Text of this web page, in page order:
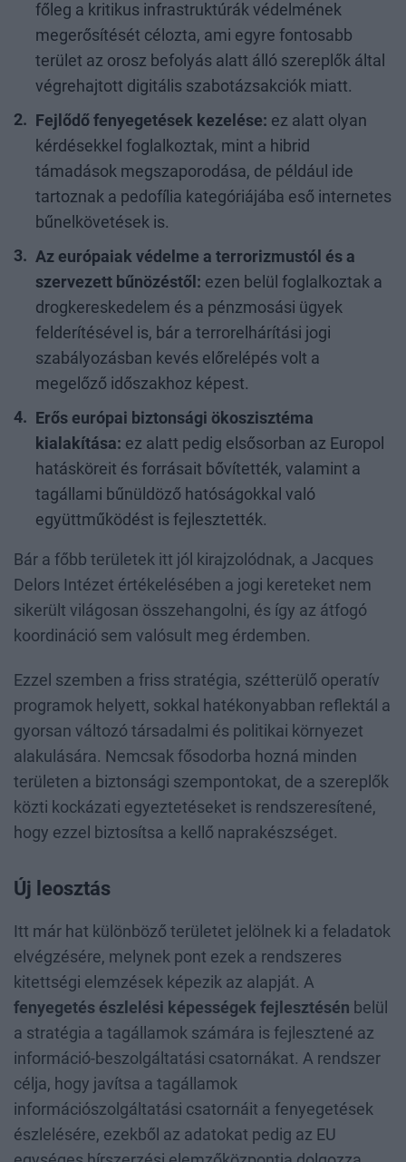
főleg a kritikus infrastruktúrák védelmének
megerősítését célozta, ami egyre fontosabb
terület az orosz befolyás alatt álló szereplők által
végrehajtott digitális szabotázsakciók miatt.
Fejlődő fenyegetések kezelése: ez alatt olyan
kérdésekkel foglalkoztak, mint a hibrid
támadások megszaporodása, de például ide
tartoznak a pedofília kategóriájába eső internetes
bűnelkövetések is.
Az európaiak védelme a terrorizmustól és a
szervezett bűnözéstől: ezen belül foglalkoztak a
drogkereskedelem és a pénzmosási ügyek
felderítésével is, bár a terrorelhárítási jogi
szabályozásban kevés előrelépés volt a
megelőző időszakhoz képest.
Erős európai biztonsági ökoszisztéma
kialakítása: ez alatt pedig elsősorban az Europol
hatásköreit és forrásait bővítették, valamint a
tagállami bűnüldöző hatóságokkal való
együttműködést is fejlesztették.
Bár a főbb területek itt jól kirajzolódnak, a Jacques
Delors Intézet értékelésében a jogi kereteket nem
sikerült világosan összehangolni, és így az átfogó
koordináció sem valósult meg érdemben.
Ezzel szemben a friss stratégia, szétterülő operatív
programok helyett, sokkal hatékonyabban reflektál a
gyorsan változó társadalmi és politikai környezet
alakulására. Nemcsak fősodorba hozná minden
területen a biztonsági szempontokat, de a szereplők
közti kockázati egyeztetéseket is rendszeresítené,
hogy ezzel biztosítsa a kellő naprakészséget.
Új leosztás
Itt már hat különböző területet jelölnek ki a feladatok
elvégzésére, melynek pont ezek a rendszeres
kitettségi elemzések képezik az alapját. A
fenyegetés észlelési képességek fejlesztésén belül
a stratégia a tagállamok számára is fejlesztené az
információ-beszolgáltatási csatornákat. A rendszer
célja, hogy javítsa a tagállamok
információszolgáltatási csatornáit a fenyegetések
észlelésére, ezekből az adatokat pedig az EU